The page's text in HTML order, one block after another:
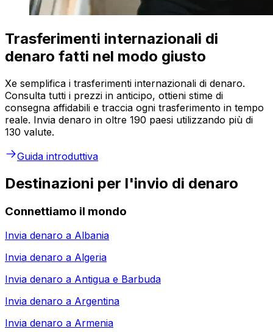
Trasferimenti internazionali di
denaro fatti nel modo giusto
Xe semplifica i trasferimenti internazionali di denaro.
Consulta tutti i prezzi in anticipo, ottieni stime di
consegna affidabili e traccia ogni trasferimento in tempo
reale. Invia denaro in oltre 190 paesi utilizzando più di
130 valute.
Guida introduttiva
Destinazioni per l'invio di denaro
Connettiamo il mondo
Invia denaro a Albania
Invia denaro a Algeria
Invia denaro a Antigua e Barbuda
Invia denaro a Argentina
Invia denaro a Armenia